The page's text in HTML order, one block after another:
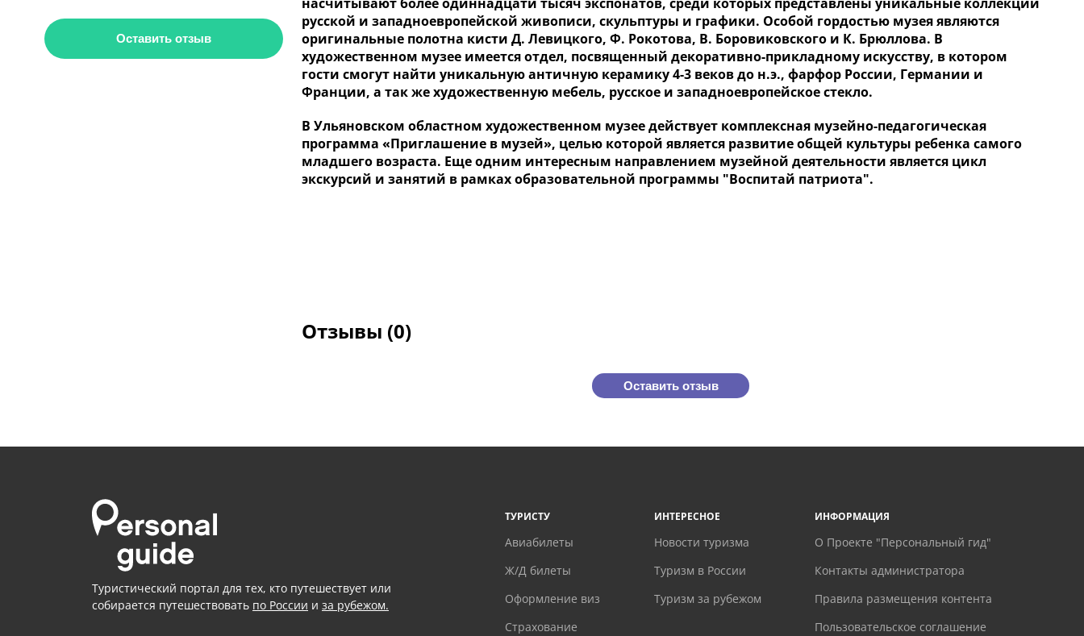
Оставить отзыв
русской и западноевропейской живописи, скульптуры и графики. Особой гордостью музея являются
оригинальные полотна кисти Д. Левицкого, Ф. Рокотова, В. Боровиковского и К. Брюллова. В
художественном музее имеется отдел, посвященный декоративно-прикладному искусству, в котором
гости смогут найти уникальную античную керамику 4-3 веков до н.э., фарфор России, Германии и
Франции, а так же художественную мебель, русское и западноевропейское стекло.
В Ульяновском областном художественном музее действует комплексная музейно-педагогическая
программа «Приглашение в музей», целью которой является развитие общей культуры ребенка самого
младшего возраста. Еще одним интересным направлением музейной деятельности является цикл
экскурсий и занятий в рамках образовательной программы "Воспитай патриота".
Отзывы (0)
Оставить отзыв
Туристический портал для тех, кто путешествует или
собирается путешествовать по России и за рубежом.
ТУРИСТУ
Авиабилеты
Ж/Д билеты
Оформление виз
Страхование
ИНТЕРЕСНОЕ
Новости туризма
Туризм в России
Туризм за рубежом
ИНФОРМАЦИЯ
О Проекте "Персональный гид"
Контакты администратора
Правила размещения контента
Пользовательское соглашение